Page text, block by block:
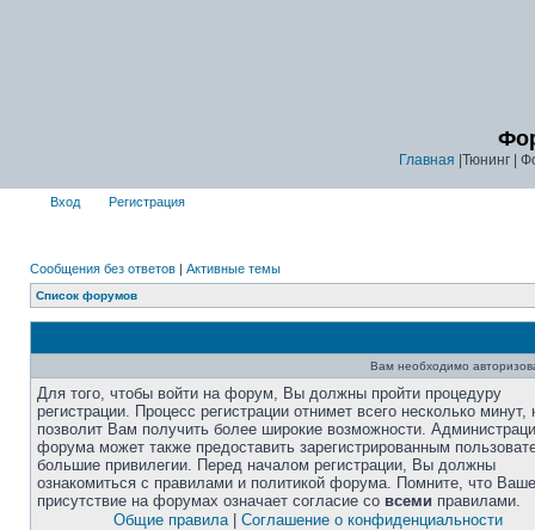
Главная |Тюнинг |
Вход Регистрация
Сообщения без ответов | Активные темы
Список форумов
Вам необходимо
Для того, чтобы войти на форум, Вы должны пройти процедуру
регистрации. Процесс регистрации отнимет всего несколько минут,
позволит Вам получить более широкие возможности.
форума может также предоставить зарегистрированным
большие привилегии. Перед началом регистрации, Вы должны
ознакомиться с правилами и политикой форума. Помните, что Ваше
присутствие на форумах означает согласие со всеми правилами.
Общие правила| Соглашение о конфиденциальности